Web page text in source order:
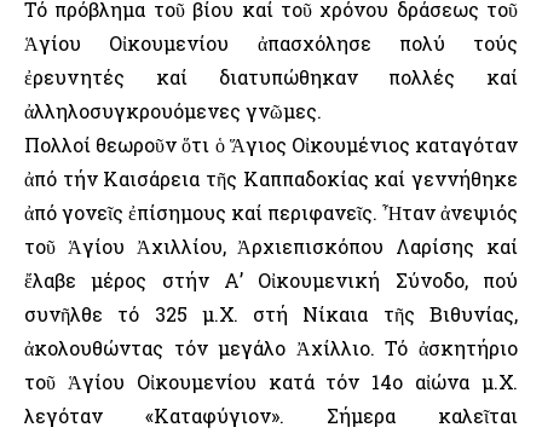
Τό πρόβλημα τοῦ βίου καί τοῦ χρόνου δράσεως τοῦ
Ἁγίου Οἰκουμενίου ἀπασχόλησε πολύ τούς
ἐρευνητές καί διατυπώθηκαν πολλές καί
ἀλληλοσυγκρουόμενες γνῶμες.
Πολλοί θεωροῦν ὅτι ὁ Ἅγιος Οἰκουμένιος καταγόταν
ἀπό τήν Καισάρεια τῆς Καππαδοκίας καί γεννήθηκε
ἀπό γονεῖς ἐπίσημους καί περιφανεῖς. Ἦταν ἀνεψιός
τοῦ Ἁγίου Ἀχιλλίου, Ἀρχιεπισκόπου Λαρίσης καί
ἔλαβε μέρος στήν Α’ Οἰκουμενική Σύνοδο, πού
συνῆλθε τό 325 μ.Χ. στή Νίκαια τῆς Βιθυνίας,
ἀκολουθώντας τόν μεγάλο Ἀχίλλιο. Τό ἀσκητήριο
τοῦ Ἁγίου Οἰκουμενίου κατά τόν 14ο αἰώνα μ.Χ.
λεγόταν «Καταφύγιον». Σήμερα καλεῖται